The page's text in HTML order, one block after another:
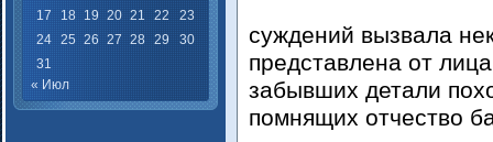
17
18 19 20 21 22
23
24 25 26 27 28 29
30
31
« Июл
суждений вызвала
представлена от
забывших детали
помнящих отчество